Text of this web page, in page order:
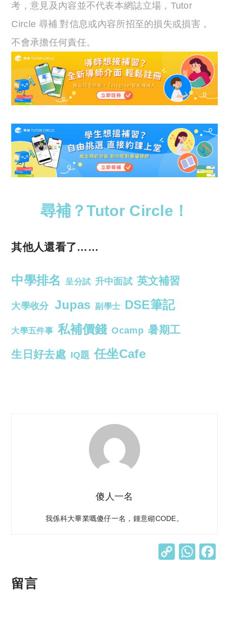
考，意見及內容並不代表本網誌立場，Tutor
Circle 尋補 對信息或內容所招至的損失或損害，
不會承擔任何責任。
尋補？Tutor Circle！
其他人還看了……
中學排名 呈分試 升中面試 英文補習
大學收分 Jupas 副學士 DSE筆記
大學五件事 私補價錢 Ocamp 暑期工
生日好去處 IQ題 任坐Cafe
傻人一名
我係科大畢業嘅傻仔一名，鍾意砌CODE。
C W
留言